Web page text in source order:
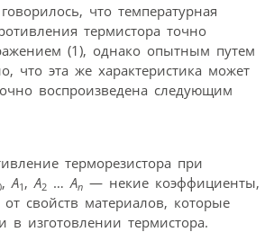
что температурная
термистора точно
(1), однако опытным путем
что эта же характеристика может
воспроизведена следующим
терморезистора при
, А1 , А2 … Аn — некие коэффициенты,
свойств материалов, которые
в изготовлении термистора.